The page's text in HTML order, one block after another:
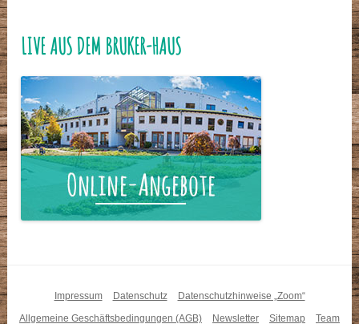
LIVE AUS DEM BRUKER-HAUS
Impressum Datenschutz
Datenschutzhinweise „Zoom“
Allgemeine Geschäftsbedingungen (AGB)
Newsletter Sitemap
Team